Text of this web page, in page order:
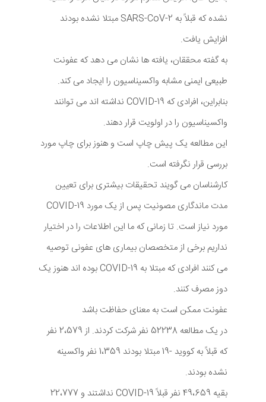
نشده که قبلاً به SARS-CoV-2 مبتلا نشده بودند
افزایش یافت.
به گفته محققان، یافته ها نشان می دهد که عفونت
طبیعی ایمنی مشابه واکسیناسیون را ایجاد می کند.
بنابراین، افرادی که COVID-19 نداشته اند می توانند
واکسیناسیون را در اولویت قرار دهند.
این مطالعه یک پیش چاپ است و هنوز برای چاپ مورد
بررسی قرار نگرفته است.
کارشناسان می گویند تحقیقات بیشتری برای تعیین
مدت ماندگاری مصونیت پس از یک مورد COVID-19
مورد نیاز است. تا زمانی که ما این اطلاعات را در اختیار
نداریم برخی از متخصصان بیماری های عفونی توصیه
می کنند افرادی که مبتلا به COVID-19 بوده اند هنوز یک
دوز مصرف کنند.
عفونت ممکن است به معنای حفاظت باشد
در یک مطالعه 52238 نفر شرکت کردند. از 2،579 نفر
که قبلاً به کووید -19 مبتلا بودند 1،359 نفر واکسینه
نشده بودند.
بقیه 49،659 نفر قبلاً COVID-19 نداشتند و 22،777